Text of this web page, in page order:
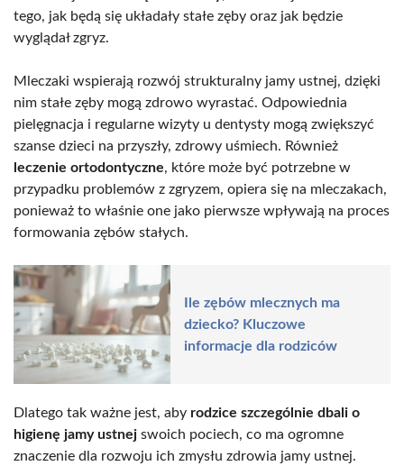
tego, jak będą się układały stałe zęby oraz jak będzie
wyglądał zgryz.
Mleczaki wspierają rozwój strukturalny jamy ustnej, dzięki
nim stałe zęby mogą zdrowo wyrastać. Odpowiednia
pielęgnacja i regularne wizyty u dentysty mogą zwiększyć
szanse dzieci na przyszły, zdrowy uśmiech. Również
leczenie ortodontyczne, które może być potrzebne w
przypadku problemów z zgryzem, opiera się na mleczakach,
ponieważ to właśnie one jako pierwsze wpływają na proces
formowania zębów stałych.
Ile zębów mlecznych ma
dziecko? Kluczowe
informacje dla rodziców
Dlatego tak ważne jest, aby rodzice szczególnie dbali o
higienę jamy ustnej swoich pociech, co ma ogromne
znaczenie dla rozwoju ich zmysłu zdrowia jamy ustnej.